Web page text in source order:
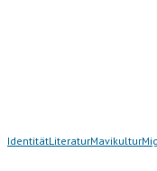
IdentitätLiteraturMavikultur